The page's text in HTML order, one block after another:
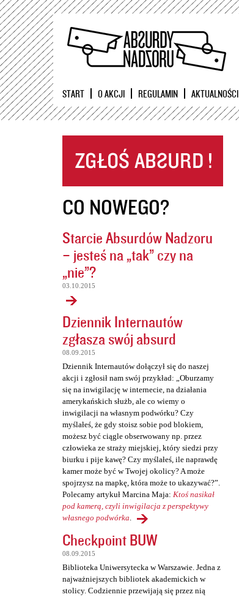
START O AKCJI REGULAMIN AKTUALNOŚCI
CO NOWEGO?
Starcie Absurdów Nadzoru
– jesteś na „tak” czy na
„nie”?
03.10.2015
Dziennik Internautów
zgłasza swój absurd
08.09.2015
Dziennik Internautów dołączył się do naszej
akcji i zgłosił nam swój przykład: „Oburzamy
się na inwigilację w internecie, na działania
amerykańskich służb, ale co wiemy o
inwigilacji na własnym podwórku? Czy
myślałeś, że gdy stoisz sobie pod blokiem,
możesz być ciągle obserwowany np. przez
człowieka ze straży miejskiej, który siedzi przy
biurku i pije kawę? Czy myślałeś, ile naprawdę
kamer może być w Twojej okolicy? A może
spojrzysz na mapkę, która może to ukazywać?”.
Polecamy artykuł Marcina Maja: Ktoś nasikał
pod kamerą, czyli inwigilacja z perspektywy
własnego podwórka.
Checkpoint BUW
08.09.2015
Biblioteka Uniwersytecka w Warszawie. Jedna z
najważniejszych bibliotek akademickich w
stolicy. Codziennie przewijają się przez nią